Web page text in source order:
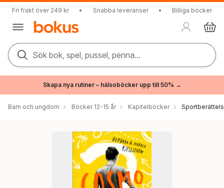
Fri frakt över 249 kr • Snabba leveranser • Billiga böcker
Sök bok, spel, pussel, penna...
Skapa nya rutiner – hälsoböcker upp till 50% →
Barn och ungdom Böcker 12-15 år Kapitelböcker